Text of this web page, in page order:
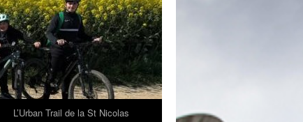
L’Urban Trail de la St Nicolas